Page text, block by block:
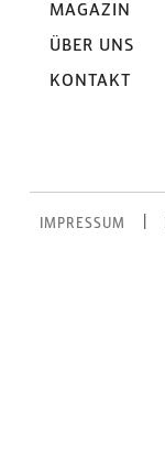
MAGAZIN
ÜBER UNS
KONTAKT
IMPRESSUM